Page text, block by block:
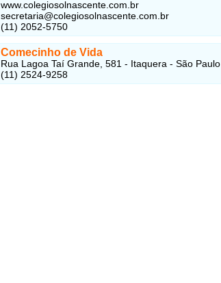
www.colegiosolnascente.com.br
secretaria@colegiosolnascente.com.br
(11) 2052-5750
Comecinho de Vida
Rua Lagoa Taí Grande, 581 - Itaquera - São Paulo
(11) 2524-9258